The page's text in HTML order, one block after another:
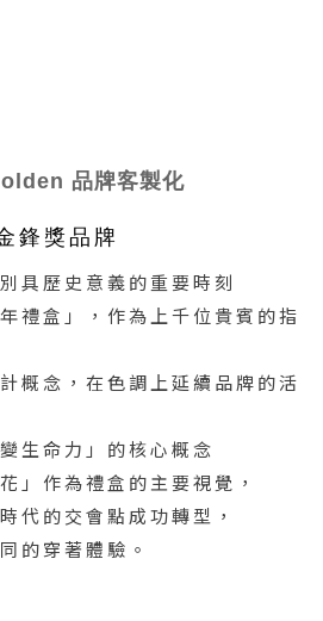
品牌客製化
鋒獎品牌
具歷史意義的重要時刻
禮盒」，作為上千位貴賓的指
概念，在色調上延續品牌的活
生命力」的核心概念
」作為禮盒的主要視覺，
代的交會點成功轉型，
的穿著體驗。